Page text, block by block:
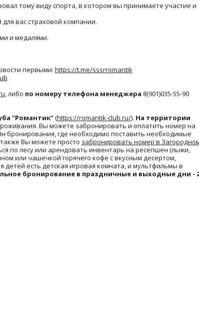
тому виду спорта, в котором вы принимаете участие и
вас страховой компании.
и медалями.
первыми: https://t.me/sssrromantik
, либо по номеру телефона менеджера 8(901)035-55-90
"Романтик"(https://romantik-club.ru/). На территории
Вы можете забронировать и оплатить номер на
бронирования, где необходимо поставить необходимые
Вы можете просто забронировать номер в
по лесу или арендовать инвентарь на ресепшен (лыжи,
или чашечкой горячего кофе с вкусным десертом,
есть детская игровая комната, и мультфильмы в
бронирование в праздничные и выходные дни -